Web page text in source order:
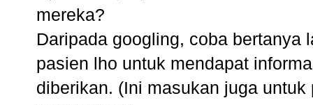
mereka?
Daripada googling, coba bertanya
pasien lho untuk mendapat
diberikan. (Ini masukan juga